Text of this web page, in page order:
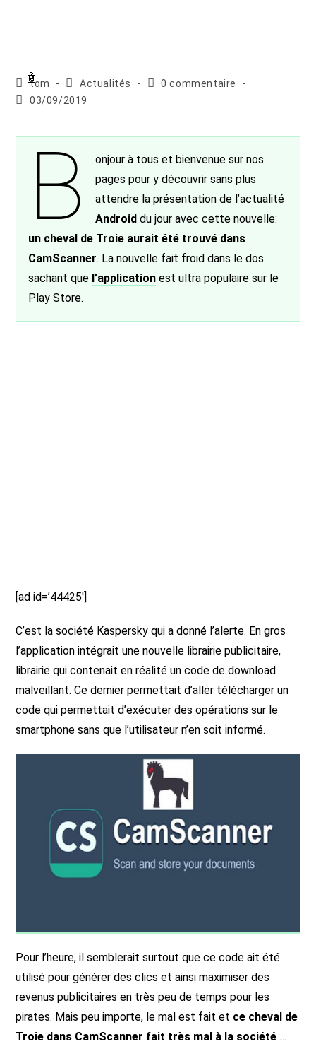
Auteur/autrice
de
tom
Post
category:
Actualités
Commentaires
0 commentaire
Publication
03/09/2019
B
onjour à tous et bienvenue sur nos
pages pour y découvrir sans plus
attendre la présentation de l’actualité
Androiddu jour avec cette nouvelle:
un cheval de Troie aurait été trouvé dans
CamScanner. La nouvelle fait froid dans le dos
sachant que l’application est ultra populaire sur le
Play Store.
[ad id=’44425′]
C’est la société Kaspersky qui a donné l’alerte. En gros
l’application intégrait une nouvelle librairie publicitaire,
librairie qui contenait en réalité un code de download
malveillant. Ce dernier permettait d’aller télécharger un
code qui permettait d’exécuter des opérations sur le
smartphone sans que l’utilisateur n’en soit informé.
Pour l’heure, il semblerait surtout que ce code ait été
utilisé pour générer des clics et ainsi maximiser des
revenus publicitaires en très peu de temps pour les
pirates. Mais peu importe, le mal est fait et ce cheval de
Troie dans CamScanner fait très mal à la société …